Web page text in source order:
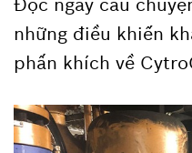
những điều khiến
phấn khích về